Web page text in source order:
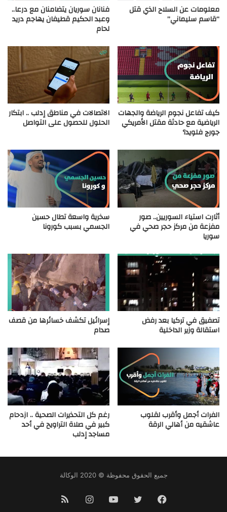
معلومات عن السلاح الذي قتل
“قاسم سليماني”
فنانان سوريان يتضامنان مع درعا..
وعبد الحكيم قطيفان يهاجم دريد
لحام
كيف تفاعل نجوم الرياضة والجهات
الرياضية مع حادثة مقتل الأمريكي
جورج فلويد؟
الاتصالات في مناطق إدلب .. ابتكار
الحلول للحصول على التواصل
أثارت استياء السوريين.. صور
مفزعة من مركز حجر صحي في
سوريا
سخرية واسعة تطال حسين
الجسمي بسبب كورونا
تصفيق في تركيا بعد رفض
استقالة وزير الداخلية
إسرائيل تكشف خسائرها من قصف
صدام
الفرات أجمل وأقرب لقلوب
عاشقيه من أهالي الرقة
رغم كل التحذيرات الصحية .. ازدحام
كبير في صلاة التراويح في أحد
مساجد إدلب
جميع الحقوق محفوظة © 2020 الوكالة
فيسبوك تويتر يوتيوب انستقرام